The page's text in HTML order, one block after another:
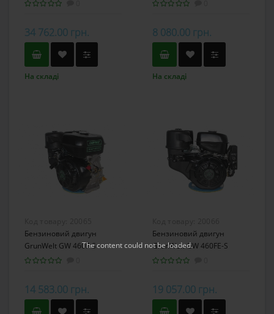
The contentcould not be loaded.
34 762.00 грн.
На складі
8 080.00 грн.
На складі
Бензиновий двигун
GrunWelt GW 460F-S
14 583.00 грн.
Бензиновий двигун
GrunWelt GW 460FE-S
19 057.00 грн.